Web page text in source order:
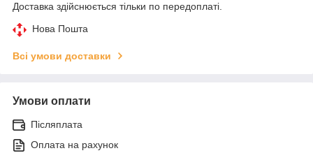
Доставка здійснюється тільки по передоплаті.
Нова Пошта
Всі умови доставки
Умови оплати
Післяплата
Оплата на рахунок